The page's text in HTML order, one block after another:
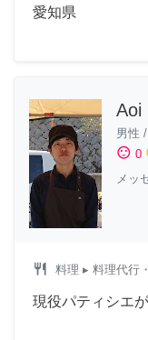
愛知県
Aoi
男性 /
sentiment_satisfied 0
メッ
restaurant 料理 ▸ 料理代行
現役パティシエ